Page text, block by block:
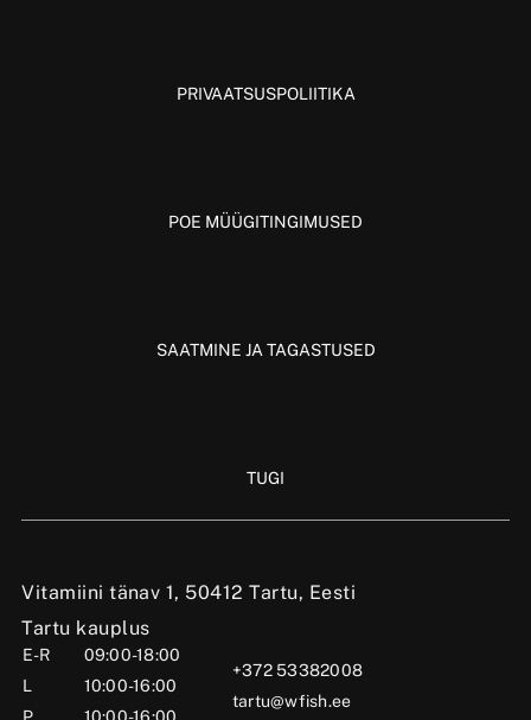
Vitamiini tänav 1, 50412 Tartu, Eesti
Tartu kauplus
E-R
09:00-18:00
L
10:00-16:00
+372 53382008
tartu@wfish.ee
PRIVAATSUSPOLIITIKA
POE MÜÜGITINGIMUSED
SAATMINE JA TAGASTUSED
TUGI